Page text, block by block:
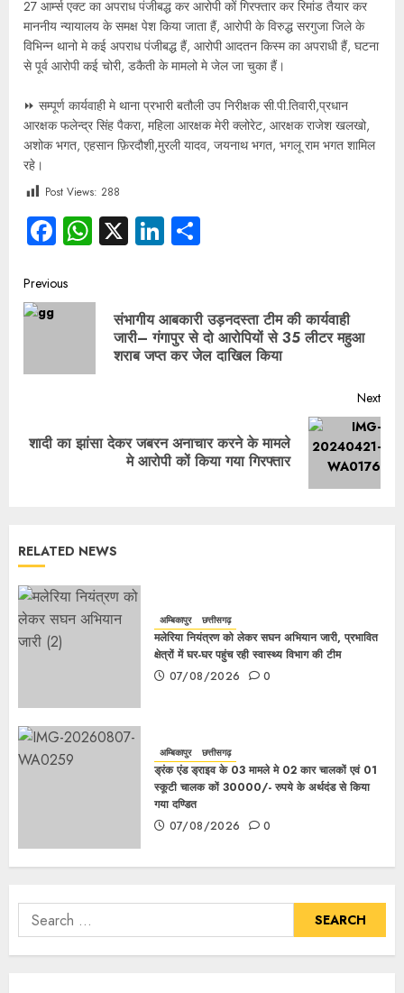
27 आर्म्स एक्ट का अपराध पंजीबद्ध कर आरोपी कों गिरफ्तार कर रिमांड तैयार कर
माननीय न्यायालय के समक्ष पेश किया जाता हैं, आरोपी के विरुद्ध सरगुजा जिले के
विभिन्न थानो मे कई अपराध पंजीबद्ध हैं, आरोपी आदतन किस्म का अपराधी हैं, घटना
से पूर्व आरोपी कई चोरी, डकैती के मामलो मे जेल जा चुका हैं।
⏩ सम्पूर्ण कार्यवाही मे थाना प्रभारी बतौली उप निरीक्षक सी.पी.तिवारी,प्रधान
आरक्षक फलेन्द्र सिंह पैकरा, महिला आरक्षक मेरी क्लोरेट, आरक्षक राजेश खलखो,
अशोक भगत, एहसान फ़िरदौशी,मुरली यादव, जयनाथ भगत, भगलू राम भगत शामिल
रहे।
Post Views: 288
Facebook
WhatsApp
X LinkedIn
Previous
संभागीय आबकारी उड़नदस्ता टीम की कार्यवाही
जारी– गंगापुर से दो आरोपियों से 35 लीटर महुआ
शराब जप्त कर जेल दाखिल किया
Next
शादी का झांसा देकर जबरन अनाचार करने के मामले
मे आरोपी कों किया गया गिरफ्तार
RELATED NEWS
अम्बिकापुर छत्तीसगढ़
मलेरिया नियंत्रण को लेकर सघन अभियान जारी, प्रभावित
क्षेत्रों में घर-घर पहुंच रही स्वास्थ्य विभाग की टीम
07/08/2026
0
अम्बिकापुर छत्तीसगढ़
ड्रंक एंड ड्राइव के 03 मामले मे 02 कार चालकों एवं 01
स्कूटी चालक कों 30000/- रुपये के अर्थदंड से किया
गया दण्डित
07/08/2026
0